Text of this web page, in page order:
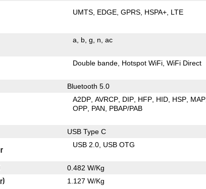
UMTS EDGE GPRS HSPA+ LTE
a b g n ac
Double bande Hotspot WiFi WiFi Direct
Bluetooth 5.0
A2DP AVRCP DIP HFP HID HSP MAP
OPP PAN PBAP/PAB
USB Type C
USB 2.0 USB OTG
0.482 W/Kg
1.127 W/Kg